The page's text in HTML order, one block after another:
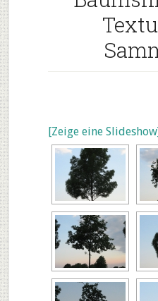
[Zeige eine